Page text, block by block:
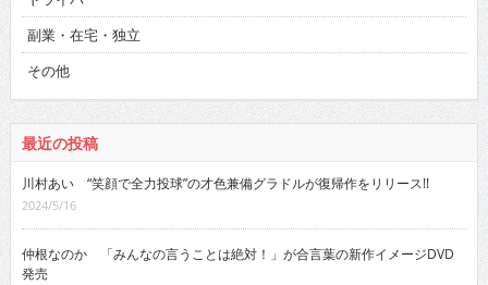
副業・在宅・独立
その他
最近の投稿
川村あい “笑顔で全力投球”の才色兼備グラドルが復帰作をリリース!!
2024/5/16
仲根なのか 「みんなの言うことは絶対！」が合言葉の新作イメージDVD
発売